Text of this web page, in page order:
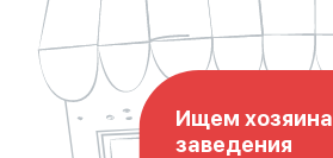
Ищем хозяина
заведения